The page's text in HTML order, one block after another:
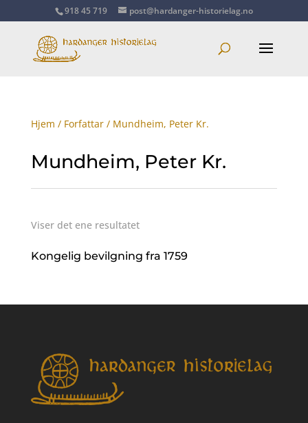
918 45 719 post@hardanger-historielag.no
Hjem / Forfattar/ Mundheim, Peter Kr.
Mundheim, Peter Kr.
Viser det ene resultatet
Kongelig bevilgning fra 1759